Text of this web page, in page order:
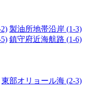
製油所地帯沿岸 (1-3)
鎮守府近海航路 (1-6)
東部オリョール海 (2-3)